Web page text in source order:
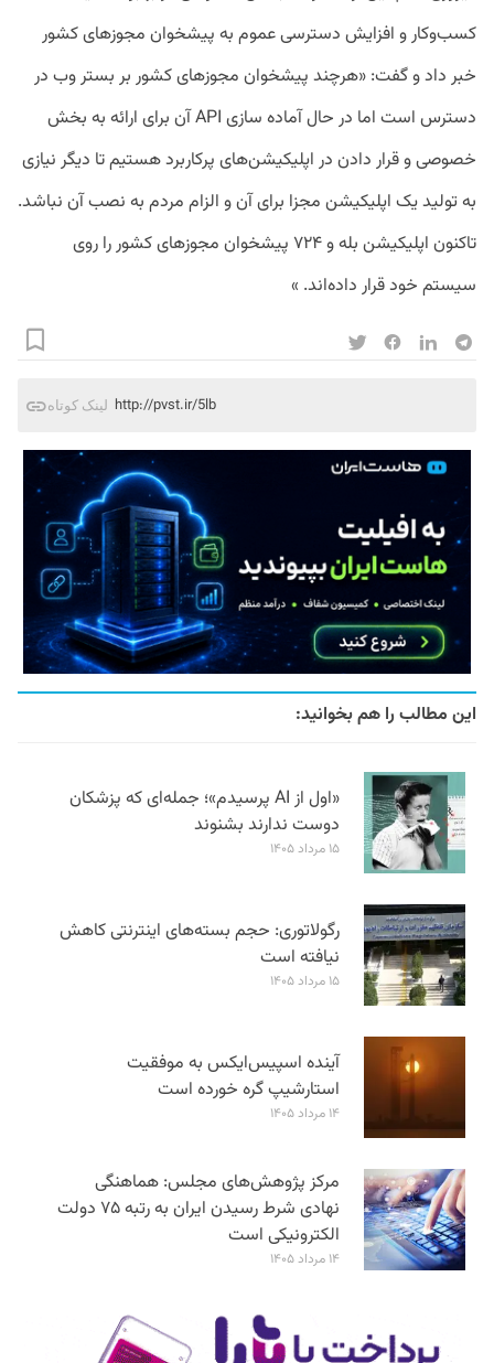
کسب‌وکار و افزایش دسترسی عموم به پیشخوان مجوزهای کشور
خبر داد و گفت: «هرچند پیشخوان مجوزهای کشور بر بستر وب در
دسترس است اما در حال آماده سازی API آن برای ارائه به بخش
خصوصی و قرار دادن در اپلیکیشن‌های پرکاربرد هستیم تا دیگر نیازی
به تولید یک اپلیکیشن مجزا برای آن و الزام مردم به نصب آن نباشد.
تاکنون اپلیکیشن بله و ۷۲۴ پیشخوان مجوزهای کشور را روی
سیستم خود قرار داده‌اند. »
لینک کوتاه http://pvst.ir/5lb
این مطالب را هم بخوانید:
«اول از AI پرسیدم»؛ جمله‌ای که پزشکان
دوست ندارند بشنوند
۱۵ مرداد ۱۴۰۵
رگولاتوری: حجم بسته‌های اینترنتی کاهش
نیافته است
۱۵ مرداد ۱۴۰۵
آینده اسپیس‌ایکس به موفقیت
استارشیپ گره خورده است
۱۴ مرداد ۱۴۰۵
مرکز پژوهش‌های مجلس: هماهنگی
نهادی شرط رسیدن ایران به رتبه ۷۵ دولت
الکترونیکی است
۱۴ مرداد ۱۴۰۵